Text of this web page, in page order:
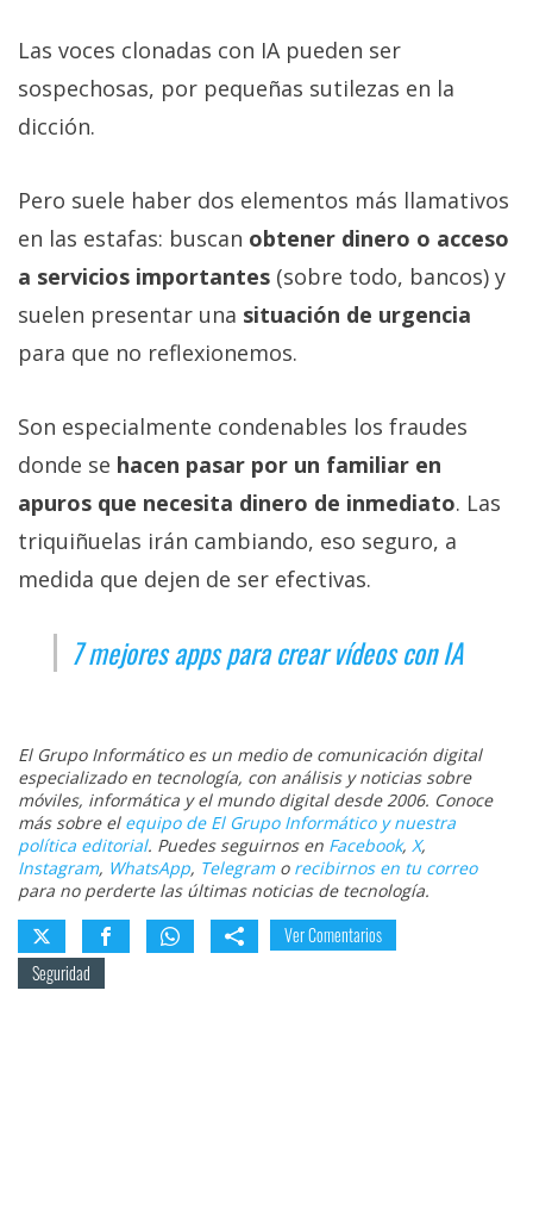
Las voces clonadas con IA pueden ser
sospechosas, por pequeñas sutilezas en la
dicción.
Pero suele haber dos elementos más llamativos
en las estafas: buscan obtener dinero o acceso
a servicios importantes (sobre todo, bancos) y
suelen presentar una situación de urgencia
para que no reflexionemos.
Son especialmente condenables los fraudes
donde se hacen pasar por un familiar en
apuros que necesita dinero de inmediato. Las
triquiñuelas irán cambiando, eso seguro, a
medida que dejen de ser efectivas.
7 mejores apps para crear vídeos con IA
El Grupo Informático es un medio de comunicación digital
especializado en tecnología, con análisis y noticias sobre
móviles, informática y el mundo digital desde 2006. Conoce
más sobre el equipo de El Grupo Informático y nuestra
política editorial. Puedes seguirnos en Facebook, X,
Instagram, WhatsApp, Telegramo recibirnos en tu correo
para no perderte las últimas noticias de tecnología.
Ver Comentarios
Seguridad